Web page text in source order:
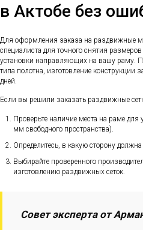
в Актобе без
Для оформления заказа на раздвижные
специалиста для точного снятия
установки направляющих на вашу раму.
типа полотна, изготовление конструкции
дней.
Если вы решили заказать раздвижные
Проверьте наличие места на раме для
мм свободного пространства).
Определитесь, в какую сторону должна
Выбирайте проверенного
изготовлению раздвижных сеток.
Совет эксперта от